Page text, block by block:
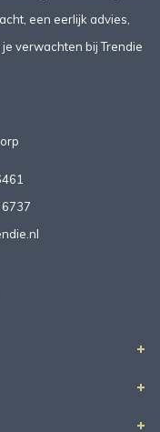
een eerlijk advies,
verwachten bij Trendie